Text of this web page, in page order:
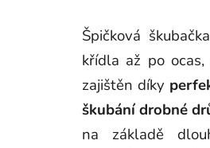
Špičková
křídla až po ocas,
zajištěn díky
škubání drobné
na základě